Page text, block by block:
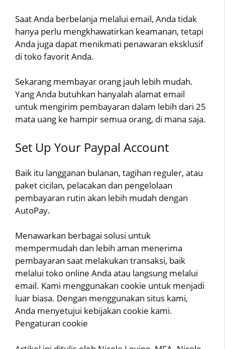
Saat Anda berbelanja melalui email, Anda tidak
hanya perlu mengkhawatirkan keamanan, tetapi
Anda juga dapat menikmati penawaran eksklusif
di toko favorit Anda.
Sekarang membayar orang jauh lebih mudah.
Yang Anda butuhkan hanyalah alamat email
untuk mengirim pembayaran dalam lebih dari 25
mata uang ke hampir semua orang, di mana saja.
Set Up Your Paypal Account
Baik itu langganan bulanan, tagihan reguler, atau
paket cicilan, pelacakan dan pengelolaan
pembayaran rutin akan lebih mudah dengan
AutoPay.
Menawarkan berbagai solusi untuk
mempermudah dan lebih aman menerima
pembayaran saat melakukan transaksi, baik
melalui toko online Anda atau langsung melalui
email. Kami menggunakan cookie untuk menjadi
luar biasa. Dengan menggunakan situs kami,
Anda menyetujui kebijakan cookie kami.
Pengaturan cookie